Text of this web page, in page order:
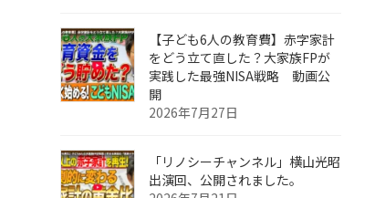
【子ども6人の教育費】赤字家計
をどう立て直した？大家族FPが
実践した最強NISA戦略 動画公
開
2026年7月27日
「リノシーチャンネル」横山光昭
出演回、公開されました。